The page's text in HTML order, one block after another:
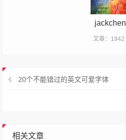
jackchen
文章：1942
20个不能错过的英文可爱字体
相关文章